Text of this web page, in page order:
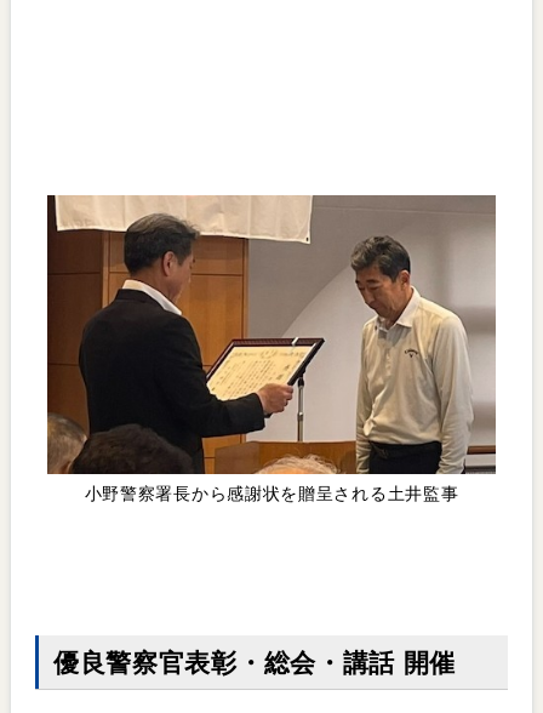
小野警察署長から感謝状を贈呈される土井監事
優良警察官表彰・総会・講話 開催